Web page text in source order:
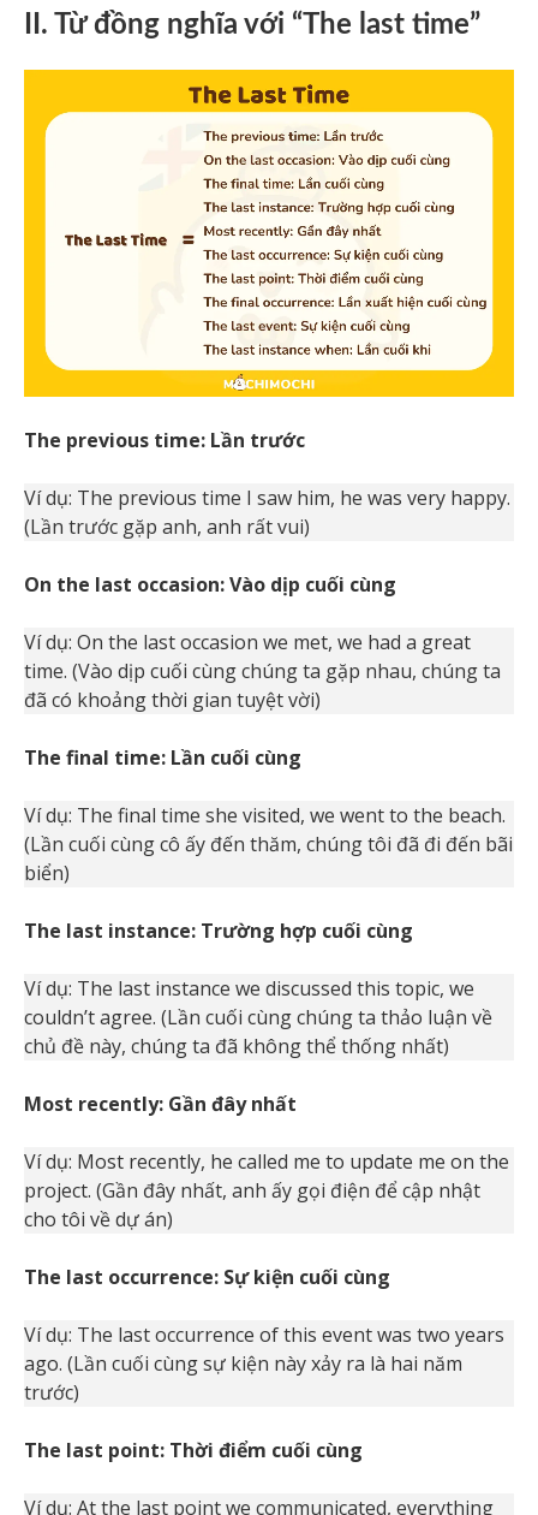
II. Từ đồng nghĩa với “The last time”
The previous time: Lần trước
Ví dụ: The previous time I saw him, he was very happy.
(Lần trước gặp anh, anh rất vui)
On the last occasion: Vào dịp cuối cùng
Ví dụ: On the last occasion we met, we had a great
time. (Vào dịp cuối cùng chúng ta gặp nhau, chúng ta
đã có khoảng thời gian tuyệt vời)
The final time: Lần cuối cùng
Ví dụ: The final time she visited, we went to the beach.
(Lần cuối cùng cô ấy đến thăm, chúng tôi đã đi đến bãi
biển)
The last instance: Trường hợp cuối cùng
Ví dụ: The last instance we discussed this topic, we
couldn’t agree. (Lần cuối cùng chúng ta thảo luận về
chủ đề này, chúng ta đã không thể thống nhất)
Most recently: Gần đây nhất
Ví dụ: Most recently, he called me to update me on the
project. (Gần đây nhất, anh ấy gọi điện để cập nhật
cho tôi về dự án)
The last occurrence: Sự kiện cuối cùng
Ví dụ: The last occurrence of this event was two years
ago. (Lần cuối cùng sự kiện này xảy ra là hai năm
trước)
The last point: Thời điểm cuối cùng
Ví dụ: At the last point we communicated, everything